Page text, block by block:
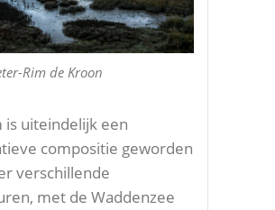
Rim de Kroon
is uiteindelijk een
compositie geworden
verschillende
met de Waddenzee